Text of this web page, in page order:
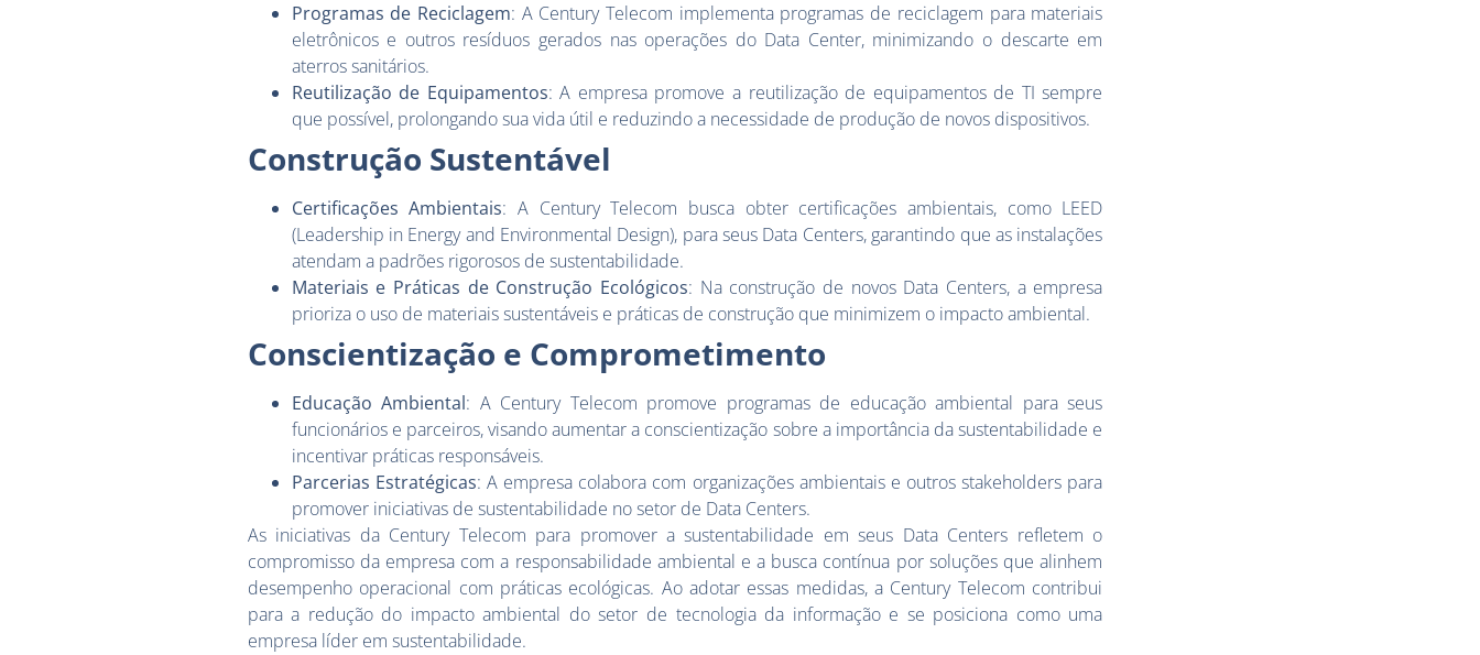
Programas de Reciclagem: A Century Telecom implementa programas de reciclagem para materiais
eletrônicos e outros resíduos gerados nas operações do Data Center, minimizando o descarte em
aterros sanitários.
Reutilização de Equipamentos: A empresa promove a reutilização de equipamentos de TI sempre
que possível, prolongando sua vida útil e reduzindo a necessidade de produção de novos dispositivos.
Construção Sustentável
Certificações Ambientais: A Century Telecom busca obter certificações ambientais, como LEED
(Leadership in Energy and Environmental Design), para seus Data Centers, garantindo que as instalações
atendam a padrões rigorosos de sustentabilidade.
Materiais e Práticas de Construção Ecológicos: Na construção de novos Data Centers, a empresa
prioriza o uso de materiais sustentáveis e práticas de construção que minimizem o impacto ambiental.
Conscientização e Comprometimento
Educação Ambiental: A Century Telecom promove programas de educação ambiental para seus
funcionários e parceiros, visando aumentar a conscientização sobre a importância da sustentabilidade e
incentivar práticas responsáveis.
Parcerias Estratégicas: A empresa colabora com organizações ambientais e outros stakeholders para
promover iniciativas de sustentabilidade no setor de Data Centers.
As iniciativas da Century Telecom para promover a sustentabilidade em seus Data Centers refletem o
compromisso da empresa com a responsabilidade ambiental e a busca contínua por soluções que alinhem
desempenho operacional com práticas ecológicas. Ao adotar essas medidas, a Century Telecom contribui
para a redução do impacto ambiental do setor de tecnologia da informação e se posiciona como uma
empresa líder em sustentabilidade.